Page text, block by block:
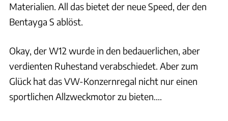
Materialien. All das bietet der neue Speed, der den
Bentayga S ablöst.
Okay, der W12 wurde in den bedauerlichen, aber
verdienten Ruhestand verabschiedet. Aber zum
Glück hat das VW-Konzernregal nicht nur einen
sportlichen Allzweckmotor zu bieten....